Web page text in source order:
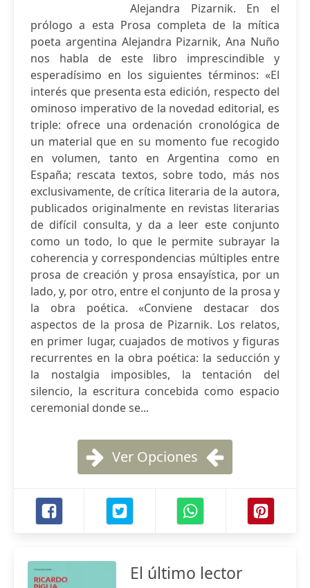
Alejandra Pizarnik. En el
prólogo a esta Prosa completa de la mítica
poeta argentina Alejandra Pizarnik, Ana Nuño
nos habla de este libro imprescindible y
esperadísimo en los siguientes términos: «El
interés que presenta esta edición, respecto del
ominoso imperativo de la novedad editorial, es
triple: ofrece una ordenación cronológica de
un material que en su momento fue recogido
en volumen, tanto en Argentina como en
España; rescata textos, sobre todo, más nos
exclusivamente, de crítica literaria de la autora,
publicados originalmente en revistas literarias
de difícil consulta, y da a leer este conjunto
como un todo, lo que le permite subrayar la
coherencia y correspondencias múltiples entre
prosa de creación y prosa ensayística, por un
lado, y, por otro, entre el conjunto de la prosa y
la obra poética. «Conviene destacar dos
aspectos de la prosa de Pizarnik. Los relatos,
en primer lugar, cuajados de motivos y figuras
recurrentes en la obra poética: la seducción y
la nostalgia imposibles, la tentación del
silencio, la escritura concebida como espacio
ceremonial donde se...
Ver Opciones
El último lector